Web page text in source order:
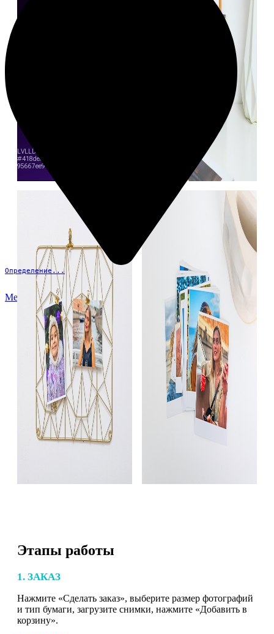
Определение...
Меню
Этапы работы
1. ЗАКАЗ
Нажмите «Сделать заказ», выберите размер фотографий
и тип бумаги, загрузите снимки, нажмите «Добавить в
корзину».